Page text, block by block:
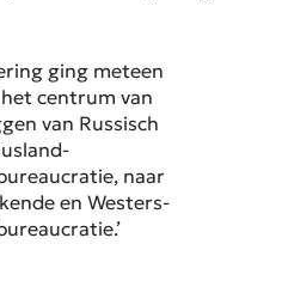
ging meteen
centrum van
van Russisch
naar
en Westers-